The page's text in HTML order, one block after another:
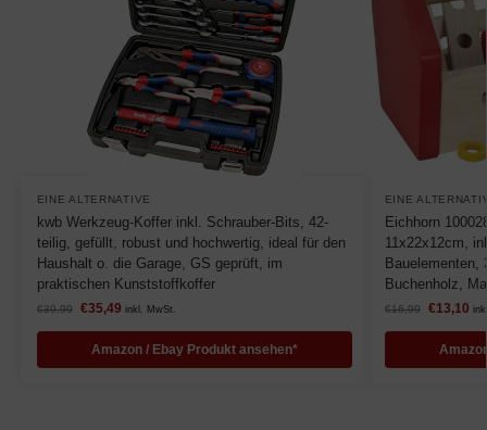
EINE ALTERNATIVE
kwb Werkzeug-Koffer inkl. Schrauber-Bits, 42-
teilig, gefüllt, robust und hochwertig, ideal für den
Haushalt o. die Garage, GS geprüft, im
praktischen Kunststoffkoffer
€39,99 €35,49 inkl. MwSt.
Amazon / Ebay Produkt ansehen*
EINE
Eichhorn
11x22x12cm,
Bauelementen,
Buchenholz,
€16,99 €13,10